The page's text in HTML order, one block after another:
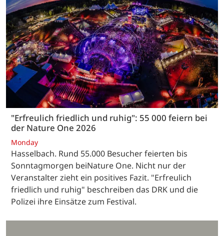
"Erfreulich friedlich und ruhig": 55 000 feiern bei
der Nature One 2026
Monday
Hasselbach. Rund 55.000 Besucher feierten bis
Sonntagmorgen beiNature One. Nicht nur der
Veranstalter zieht ein positives Fazit. "Erfreulich
friedlich und ruhig" beschreiben das DRK und die
Polizei ihre Einsätze zum Festival.